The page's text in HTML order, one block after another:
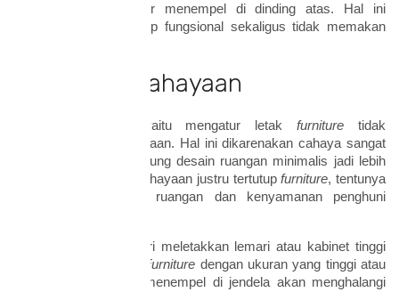
lemari peralatan dapur menempel di dinding atas. Hal ini
tetap fungsional sekaligus tidak memakan
2. Atur Pencahayaan
Tips yang kedua yaitu mengatur letakfurniture tidak
menghalangi pencahayaan. Hal ini dikarenakan cahaya sangat
penting dalam mendukung desain ruangan minimalis jadi lebih
menarik. Apabila pencahayaan justru tertutupfurniture, tentunya
mengganggu estetika ruangan dan kenyamanan penghuni
Misalnya adalah hindari meletakkan lemari atau kabinet tinggi
Furniture dengan ukuran yang tinggi atau
besar jika diletakkan menempel di jendela akan menghalangi